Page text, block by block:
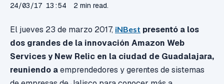
24/03/17 13:54 2 min read.
El jueves 23 de marzo 2017, iNBest presentó a los
dos grandes de la innovación Amazon Web
Services y New Relic en la ciudad de Guadalajara,
reuniendo aemprendedores y gerentes de sistemas